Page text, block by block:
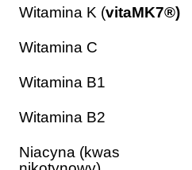
Witamina K (vitaMK7®)
Witamina C
Witamina B1
Witamina B2
Niacyna (kwas